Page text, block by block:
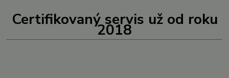
Certifikovaný servis už od roku
2018